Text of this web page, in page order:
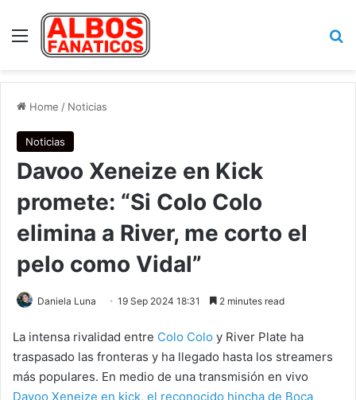
Menu
Home / Noticias
Noticias
Davoo Xeneize en Kick
promete: “Si Colo Colo
elimina a River, me corto el
pelo como Vidal”
Daniela Luna 19 Sep 2024 18:31 2 minutes read
La intensa rivalidad entre Colo Colo y River Plate ha
traspasado las fronteras y ha llegado hasta los streamers
más populares. En medio de una transmisión en vivo
Davoo Xeneize en kick, el reconocido hincha de Boca